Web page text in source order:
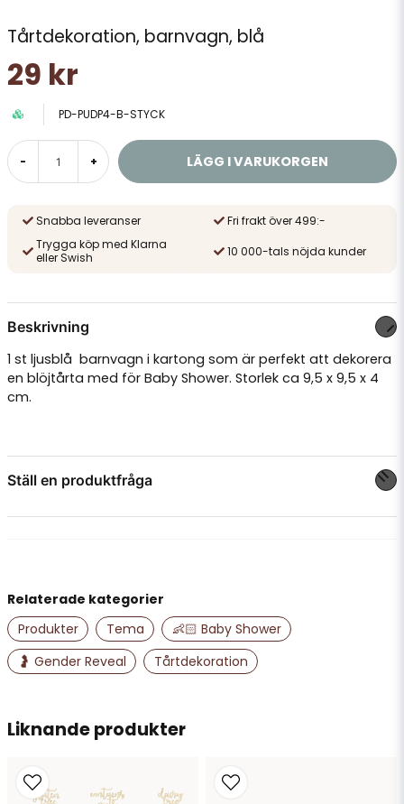
Tårtdekoration, barnvagn, blå
29 kr
PD-PUDP4-B-STYCK
- + LÄGG I VARUKORGEN
Snabba leveranser
Fri frakt över 499:-
Trygga köp med Klarna
eller Swish
10 000-tals nöjda kunder
Beskrivning
1 st ljusblå barnvagn i kartong som är perfekt att dekorera
en blöjtårta med för Baby Shower. Storlek ca 9,5 x 9,5 x 4
cm.
Ställ en produktfråga
name
Namn
Ja, ni får publicera min fråga
Liknande produkter
Relaterade kategorier
Produkter
Tema
👶🏻 Baby Shower
🤰 Gender Reveal
Tårtdekoration